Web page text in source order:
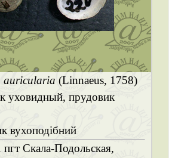
auricularia (Linnaeus, 1758)
уховидный, прудовик
вухоподібний
Скала-Подольская,